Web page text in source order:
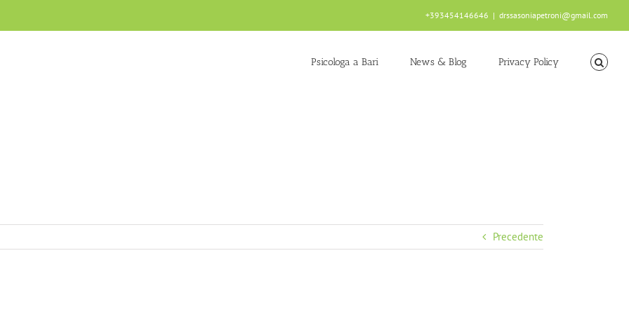
+393454146646 | drssasoniapetroni@gmail.com
Psicologa a Bari News & Blog Privacy Policy
Precedente